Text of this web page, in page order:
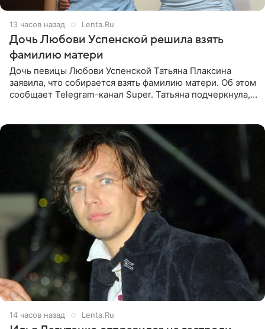
13 часов назад Lenta.Ru
Дочь Любови Успенской решила взять
фамилию матери
Дочь певицы Любови Успенской Татьяна Плаксина
заявила, что собирается взять фамилию матери. Об этом
сообщает Telegram-канал Super. Татьяна подчеркнула,
14 часов назад Lenta.Ru